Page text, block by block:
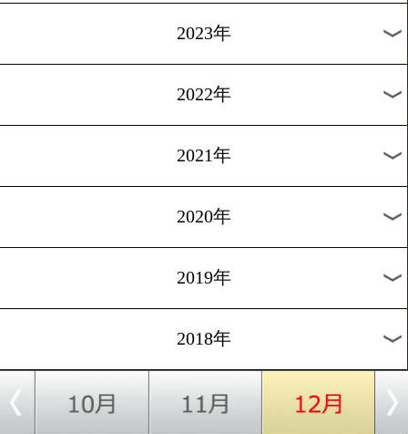
[前日計量]2018.11.17
明日チャオズ箕輪が世界挑
1
過去のニュース
2025年